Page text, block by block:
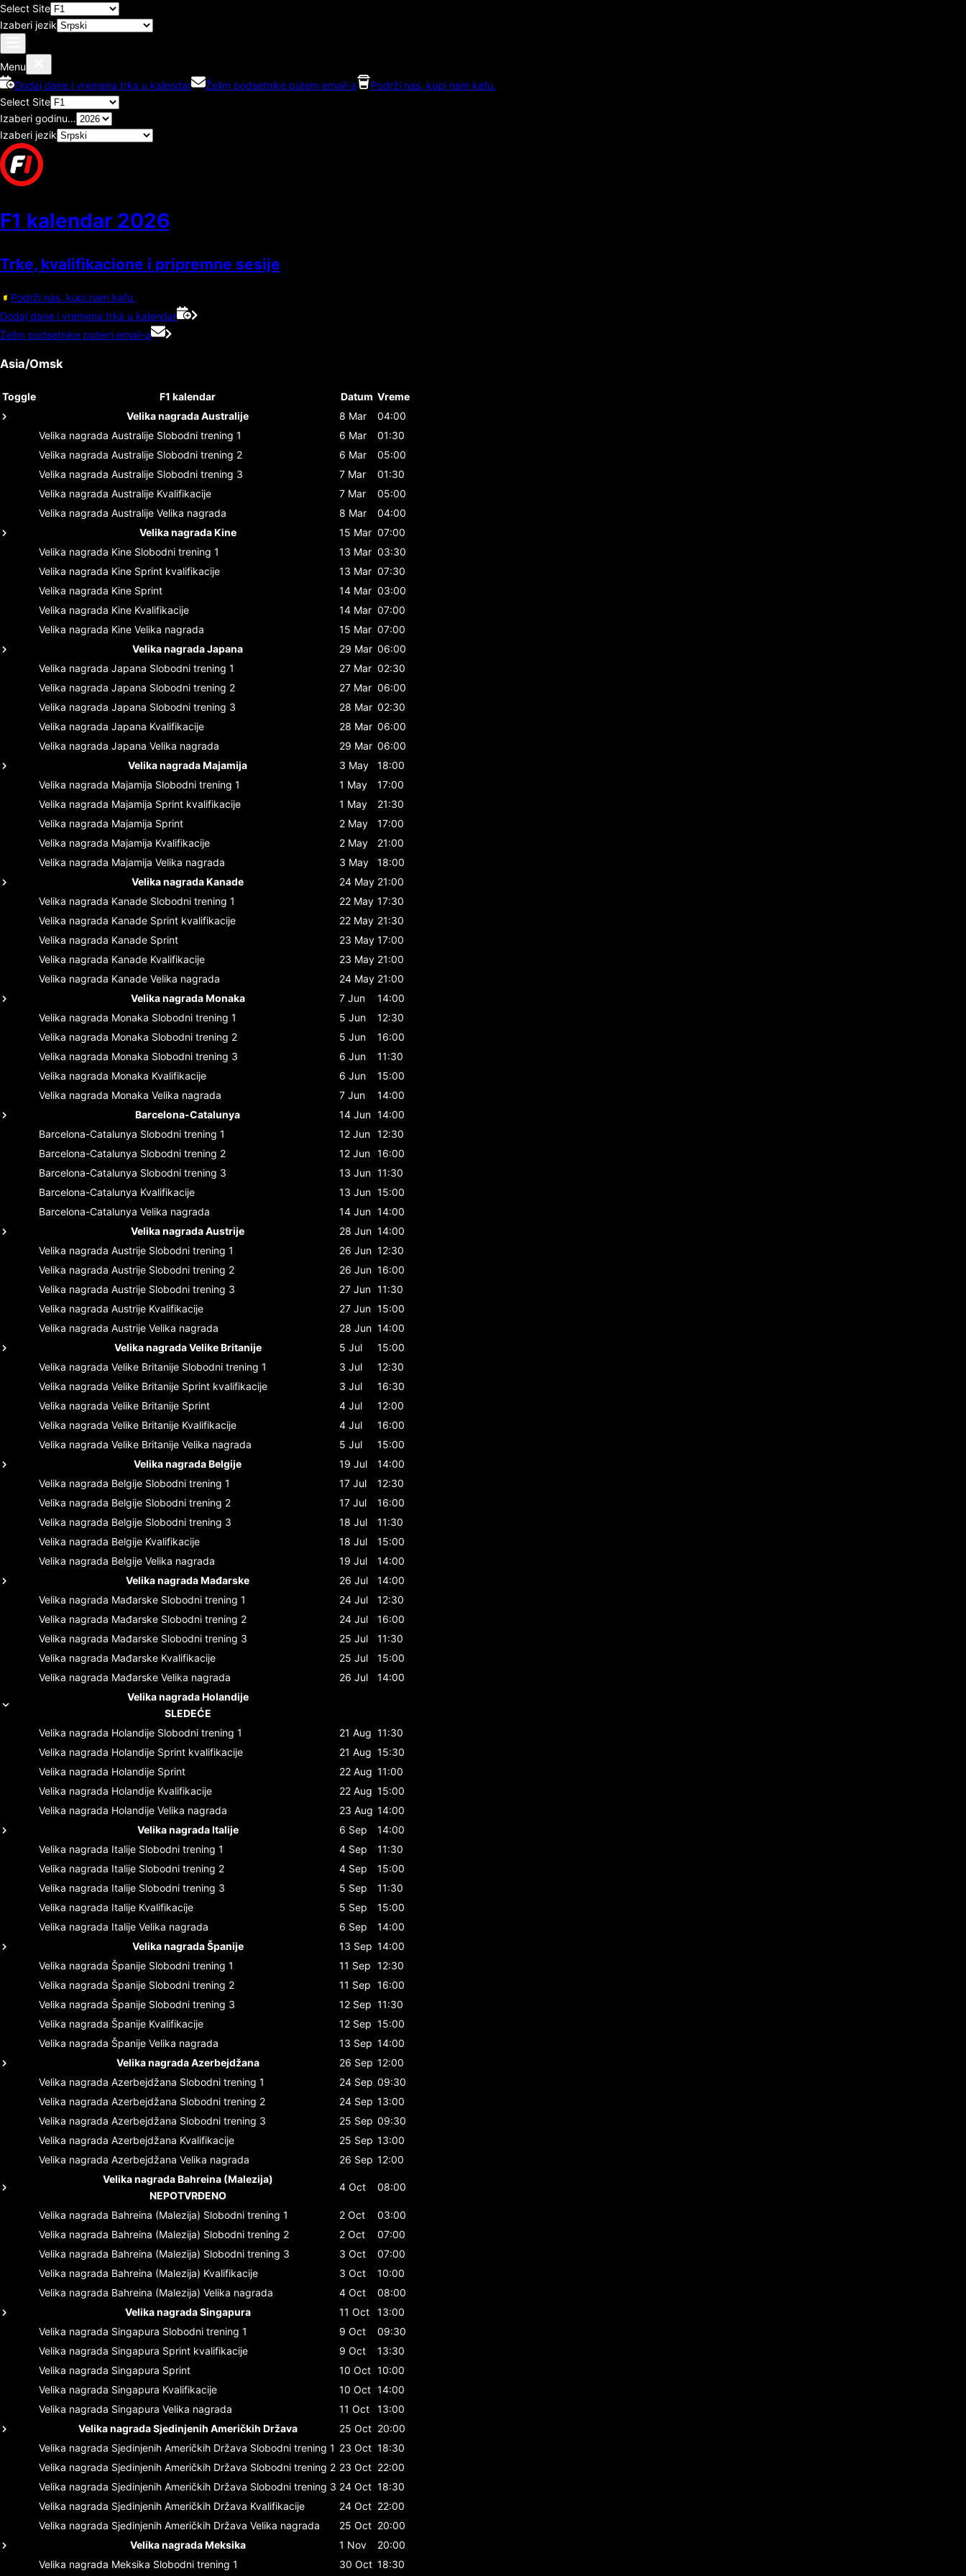
Select Site
Izaberi jezik
Menu
Dodaj dane i vremena trka u kalendar
Želim podsetnike putem email-a
Podrži nas, kupi nam kafu.
Select Site
Izaberi godinu…
Izaberi jezik
F1 kalendar 2026
Trke, kvalifikacione i pripremne sesije
Podrži nas, kupi nam kafu.
Dodaj dane i vremena trka u kalendar
Želim podsetnike putem email-a
Asia/Omsk
Toggle F1 kalendar Datum Vreme
Velika nagrada Australije
8 Mar
04:00
Velika nagrada Australije Slobodni trening 1 6 Mar
01:30
Velika nagrada Australije Slobodni trening 2 6 Mar
05:00
Velika nagrada Australije Slobodni trening 3 7 Mar
01:30
Velika nagrada Australije Kvalifikacije 7 Mar
05:00
Velika nagrada Australije Velika nagrada 8 Mar
04:00
Velika nagrada Kine
15 Mar 07:00
Velika nagrada Kine Slobodni trening 1 13 Mar 03:30
Velika nagrada Kine Sprint kvalifikacije 13 Mar 07:30
Velika nagrada Kine Sprint 14 Mar 03:00
Velika nagrada Kine Kvalifikacije 14 Mar 07:00
Velika nagrada Kine Velika nagrada 15 Mar 07:00
Velika nagrada Japana
29 Mar 06:00
Velika nagrada Japana Slobodni trening 1 27 Mar 02:30
Velika nagrada Japana Slobodni trening 2 27 Mar 06:00
Velika nagrada Japana Slobodni trening 3 28 Mar 02:30
Velika nagrada Japana Kvalifikacije 28 Mar 06:00
Velika nagrada Japana Velika nagrada 29 Mar 06:00
Velika nagrada Majamija
3 May
18:00
Velika nagrada Majamija Slobodni trening 1 1 May
17:00
Velika nagrada Majamija Sprint kvalifikacije 1 May
21:30
Velika nagrada Majamija Sprint 2 May
17:00
Velika nagrada Majamija Kvalifikacije 2 May
21:00
Velika nagrada Majamija Velika nagrada 3 May
18:00
Velika nagrada Kanade
24 May 21:00
Velika nagrada Kanade Slobodni trening 1 22 May 17:30
Velika nagrada Kanade Sprint kvalifikacije 22 May 21:30
Velika nagrada Kanade Sprint 23 May 17:00
Velika nagrada Kanade Kvalifikacije 23 May 21:00
Velika nagrada Kanade Velika nagrada 24 May 21:00
Velika nagrada Monaka
7 Jun
14:00
Velika nagrada Monaka Slobodni trening 1 5 Jun
12:30
Velika nagrada Monaka Slobodni trening 2 5 Jun
16:00
Velika nagrada Monaka Slobodni trening 3 6 Jun
11:30
Velika nagrada Monaka Kvalifikacije 6 Jun
15:00
Velika nagrada Monaka Velika nagrada 7 Jun
14:00
Barcelona-Catalunya
14 Jun 14:00
Barcelona-Catalunya Slobodni trening 1 12 Jun 12:30
Barcelona-Catalunya Slobodni trening 2 12 Jun 16:00
Barcelona-Catalunya Slobodni trening 3 13 Jun 11:30
Barcelona-Catalunya Kvalifikacije 13 Jun 15:00
Barcelona-Catalunya Velika nagrada 14 Jun 14:00
Velika nagrada Austrije
28 Jun 14:00
Velika nagrada Austrije Slobodni trening 1 26 Jun 12:30
Velika nagrada Austrije Slobodni trening 2 26 Jun 16:00
Velika nagrada Austrije Slobodni trening 3 27 Jun 11:30
Velika nagrada Austrije Kvalifikacije 27 Jun 15:00
Velika nagrada Austrije Velika nagrada 28 Jun 14:00
Velika nagrada Velike Britanije
5 Jul
15:00
Velika nagrada Velike Britanije Slobodni trening 1 3 Jul
12:30
Velika nagrada Velike Britanije Sprint kvalifikacije 3 Jul
16:30
Velika nagrada Velike Britanije Sprint 4 Jul
12:00
Velika nagrada Velike Britanije Kvalifikacije 4 Jul
16:00
Velika nagrada Velike Britanije Velika nagrada 5 Jul
15:00
Velika nagrada Belgije
19 Jul
14:00
Velika nagrada Belgije Slobodni trening 1 17 Jul
12:30
Velika nagrada Belgije Slobodni trening 2 17 Jul
16:00
Velika nagrada Belgije Slobodni trening 3 18 Jul
11:30
Velika nagrada Belgije Kvalifikacije 18 Jul
15:00
Velika nagrada Belgije Velika nagrada 19 Jul
14:00
Velika nagrada Mađarske
26 Jul
14:00
Velika nagrada Mađarske Slobodni trening 1 24 Jul
12:30
Velika nagrada Mađarske Slobodni trening 2 24 Jul
16:00
Velika nagrada Mađarske Slobodni trening 3 25 Jul
11:30
Velika nagrada Mađarske Kvalifikacije 25 Jul
15:00
Velika nagrada Mađarske Velika nagrada 26 Jul
14:00
Velika nagrada Holandije
SLEDEĆE
Velika nagrada Holandije Slobodni trening 1 21 Aug 11:30
Velika nagrada Holandije Sprint kvalifikacije 21 Aug 15:30
Velika nagrada Holandije Sprint 22 Aug 11:00
Velika nagrada Holandije Kvalifikacije 22 Aug 15:00
Velika nagrada Holandije Velika nagrada 23 Aug 14:00
Velika nagrada Italije
6 Sep
14:00
Velika nagrada Italije Slobodni trening 1 4 Sep
11:30
Velika nagrada Italije Slobodni trening 2 4 Sep
15:00
Velika nagrada Italije Slobodni trening 3 5 Sep
11:30
Velika nagrada Italije Kvalifikacije 5 Sep
15:00
Velika nagrada Italije Velika nagrada 6 Sep
14:00
Velika nagrada Španije
13 Sep 14:00
Velika nagrada Španije Slobodni trening 1 11 Sep 12:30
Velika nagrada Španije Slobodni trening 2 11 Sep 16:00
Velika nagrada Španije Slobodni trening 3 12 Sep 11:30
Velika nagrada Španije Kvalifikacije 12 Sep 15:00
Velika nagrada Španije Velika nagrada 13 Sep 14:00
Velika nagrada Azerbejdžana
26 Sep 12:00
Velika nagrada Azerbejdžana Slobodni trening 1 24 Sep 09:30
Velika nagrada Azerbejdžana Slobodni trening 2 24 Sep 13:00
Velika nagrada Azerbejdžana Slobodni trening 3 25 Sep 09:30
Velika nagrada Azerbejdžana Kvalifikacije 25 Sep 13:00
Velika nagrada Azerbejdžana Velika nagrada 26 Sep 12:00
Velika nagrada Bahreina (Malezija)
NEPOTVRĐENO
4 Oct 08:00
Velika nagrada Bahreina (Malezija) Slobodni trening 1 2 Oct
03:00
Velika nagrada Bahreina (Malezija) Slobodni trening 2 2 Oct
07:00
Velika nagrada Bahreina (Malezija) Slobodni trening 3 3 Oct
07:00
Velika nagrada Bahreina (Malezija) Kvalifikacije 3 Oct
10:00
Velika nagrada Bahreina (Malezija) Velika nagrada 4 Oct
08:00
Velika nagrada Singapura
11 Oct
13:00
Velika nagrada Singapura Slobodni trening 1 9 Oct
09:30
Velika nagrada Singapura Sprint kvalifikacije 9 Oct
13:30
Velika nagrada Singapura Sprint 10 Oct 10:00
Velika nagrada Singapura Kvalifikacije 10 Oct 14:00
Velika nagrada Singapura Velika nagrada 11 Oct
13:00
Velika nagrada Sjedinjenih Američkih Država
25 Oct 20:00
Velika nagrada Sjedinjenih Američkih Država Slobodni trening 1 23 Oct 18:30
Velika nagrada Sjedinjenih Američkih Država Slobodni trening 2 23 Oct 22:00
Velika nagrada Sjedinjenih Američkih Država Slobodni trening 3 24 Oct 18:30
Velika nagrada Sjedinjenih Američkih Država Kvalifikacije 24 Oct 22:00
Velika nagrada Sjedinjenih Američkih Država Velika nagrada 25 Oct 20:00
Velika nagrada Meksika
1 Nov
20:00
Velika nagrada Meksika Slobodni trening 1 30 Oct 18:30